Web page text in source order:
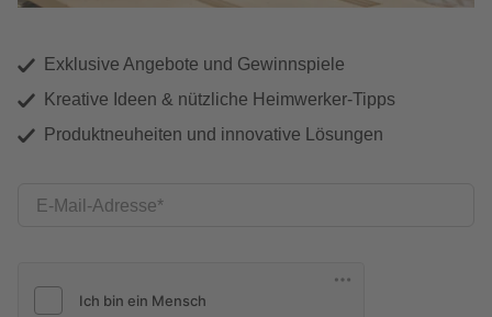
Exklusive Angebote und Gewinnspiele
Kreative Ideen & nützliche Heimwerker-Tipps
Produktneuheiten und innovative Lösungen
E-Mail-Adresse